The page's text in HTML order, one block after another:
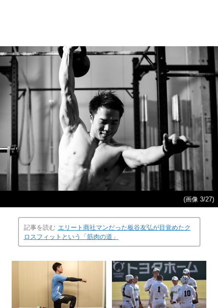
(画像 3/27)
記事を読む エリート商社マンだった板谷友弘が目覚めたク
ロスフィットという「筋肉の道」